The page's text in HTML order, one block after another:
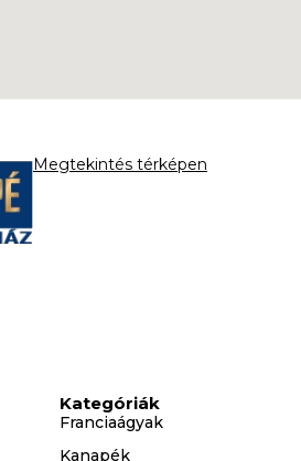
Megtekintés térképen
Kategóriák
Franciaágyak
Kanapék